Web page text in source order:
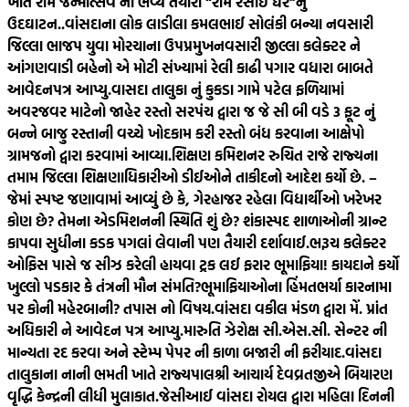
ઉદઘાટન..વાંસદાના લોક લાડીલા કમલભાઈ સોલંકી બન્યા નવસારી
જિલ્લા ભાજપ યુવા મોરચાના ઉપપ્રમુખનવસારી જીલ્લા કલેક્ટર ને
આંગણવાડી બહેનો એ મોટી સંખ્યામાં રેલી કાઢી પગાર વધારા બાબતે
આવેદનપત્ર આપ્યુ.વાસદા તાલુકા નું કુકડા ગામે પટેલ ફળિયામાં
અવરજવર માટેનો જાહેર રસ્તો સરપંચ દ્વારા જ જે સી બી વડે 3 ફૂટ નું
બન્ને બાજુ રસ્તાની વચ્ચે ખોદકામ કરી રસ્તો બંધ કરવાના આક્ષેપો
ગ્રામજનો દ્વારા કરવામાં આવ્યા.શિક્ષણ કમિશનર રુચિત રાજે રાજ્યના
તમામ જિલ્લા શિક્ષણાધિકારીઓ ડીઈઓને તાકીદનો આદેશ કર્યો છે. –
જેમાં સ્પષ્ટ જણાવામાં આવ્યું છે કે, ગેરહાજર રહેલા વિદ્યાર્થીઓ ખરેખર
કોણ છે? તેમના એડમિશનની સ્થિતિ શું છે? શંકાસ્પદ શાળાઓની ગ્રાન્ટ
કાપવા સુધીના કડક પગલાં લેવાની પણ તૈયારી દર્શાવાઈ.ભરૂચ કલેક્ટર
ઓફિસ પાસે જ સીઝ કરેલી હાયવા ટ્રક લઈ ફરાર ભૂમાફિયા! કાયદાને કર્યો
ખુલ્લો પડકાર કે તંત્રની મૌન સંમતિ?ભૂમાફિયાઓના હિંમતભર્યા કારનામા
પર કોની મહેરબાની? તપાસ નો વિષય.વાંસદા વકીલ મંડળ દ્વારા મેં. પ્રાંત
અધિકારી ને આવેદન પત્ર આપ્યુ.મારુતિ ઝેરોક્ષ સી.એસ.સી. સેન્ટર ની
માન્યતા રદ કરવા અને સ્ટેમ્પ પેપર ની કાળા બજારી ની ફરીયાદ.વાંસદા
તાલુકાના નાની ભમતી ખાતે રાજ્યપાલશ્રી આચાર્ય દેવવ્રતજીએ બિયારણ
વૃદ્ધિ કેન્દ્રની લીધી મુલાકાત.જેસીઆઈ વાંસદા રોયલ દ્વારા મહિલા દિનની